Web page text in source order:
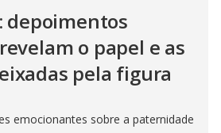
depoimentos
o papel e as
pela figura
emocionantes sobre a paternidade